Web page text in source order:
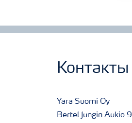
Контакты
Yara Suomi Oy
Bertel Jungin Aukio 9